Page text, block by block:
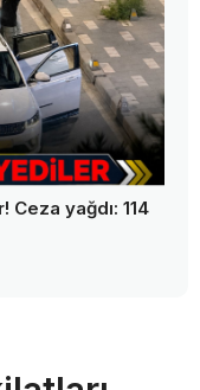
yağdı: 114